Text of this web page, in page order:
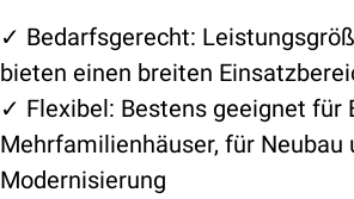
✓ Bedarfsgerecht:
bieten einen breiten
✓ Flexibel: Bestens geeignet für
Mehrfamilienhäuser, für Neubau
Modernisierung